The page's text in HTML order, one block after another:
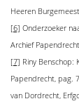
Heeren
[6] Onderzoeker
Archief
[7] Riny
Papendrecht, pag.
van Dordrecht,